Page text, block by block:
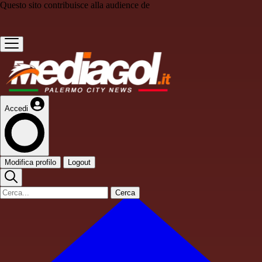
Questo sito contribuisce alla audience de
Accedi
Modifica profilo Logout
Cerca